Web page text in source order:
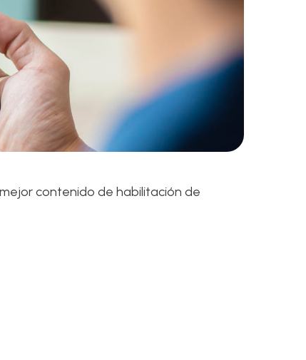
contenido de habilitación de